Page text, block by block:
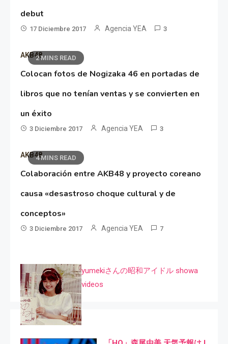
debut
17 Diciembre 2017 Agencia YEA 3
2 MINS READ
AKB48
Colocan fotos de Nogizaka 46 en portadas de
libros que no tenían ventas y se convierten en
un éxito
3 Diciembre 2017 Agencia YEA 3
4 MINS READ
AKB48
Colaboración entre AKB48 y proyecto coreano
causa «desastroso choque cultural y de
conceptos»
3 Diciembre 2017 Agencia YEA 7
yumekiさんの昭和アイドル showa
videos